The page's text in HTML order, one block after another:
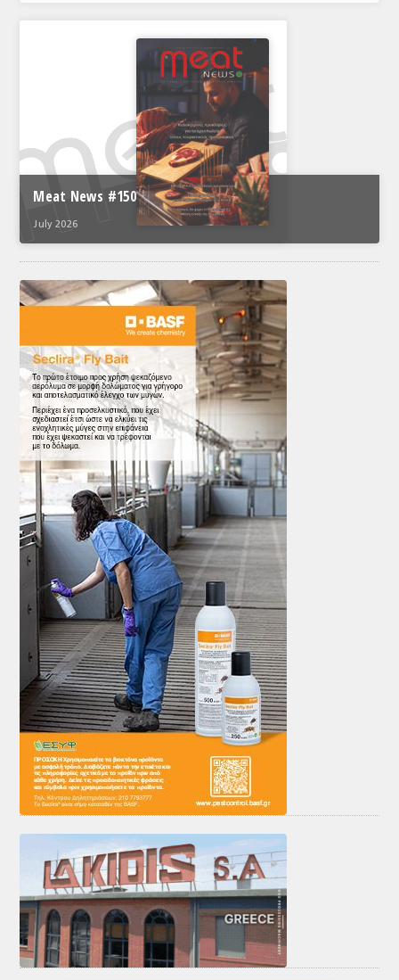
Meat News #150
July 2026